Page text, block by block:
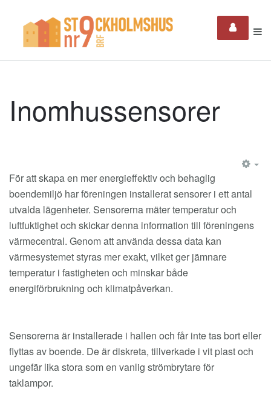
Inomhussensorer
För att skapa en mer energieffektiv och behaglig
boendemiljö har föreningen installerat sensorer i ett antal
utvalda lägenheter. Sensorerna mäter temperatur och
luftfuktighet och skickar denna information till föreningens
värmecentral. Genom att använda dessa data kan
värmesystemet styras mer exakt, vilket ger jämnare
temperatur i fastigheten och minskar både
energiförbrukning och klimatpåverkan.
Sensorerna är installerade i hallen och får inte tas bort eller
flyttas av boende. De är diskreta, tillverkade i vit plast och
ungefär lika stora som en vanlig strömbrytare för
taklampor.